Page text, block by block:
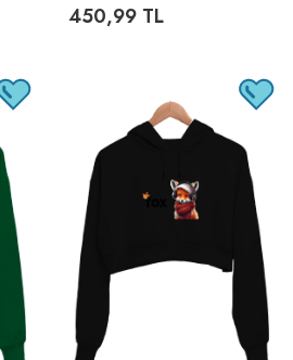
450,99 TL